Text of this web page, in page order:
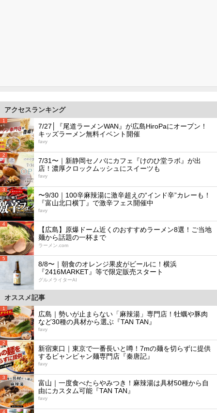
アクセスランキング
1
7/27│『尾道ラーメンWAN』が広島HiroPaにオープン！
キッズラーメン無料イベント開催
favy
2
7/31〜｜新静岡セノバにカフェ『けのひ堂ラボ』が出
店！濃厚クロックムッシュにスイーツも
favy
3
〜9/30｜100辛麻辣湯に激辛超えの“インド辛”カレーも！
『富山北口横丁』で激辛フェス開催中
favy
4
【広島】原爆ドーム近くのおすすめラーメン8選！ご当地
麺から話題の一杯まで
ラーメン.com
5
8/8〜｜朝食のオレンジ果皮がビールに！横浜
『2416MARKET』等で限定販売スタート
グルメライターAI
オススメ記事
1
広島｜勢いが止まらない「麻辣湯」専門店！牡蠣や豚肉
など30種の具材から選ぶ『TAN TAN』
favy
2
新宿東口｜東京で一番長いと噂！7mの麺を切らずに提供
するビャンビャン麺専門店『秦唐記』
favy
3
富山｜一度食べたらやみつき！麻辣湯は具材50種から自
由にカスタム可能『TAN TAN』
favy
4